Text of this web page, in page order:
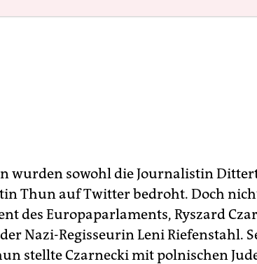
wurden sowohl die Journalistin
Thun auf Twitter bedroht. Doch
des Europaparlaments, Ryszard
Nazi-Regisseurin Leni Riefenstahl.
stellte Czarnecki mit polnischen